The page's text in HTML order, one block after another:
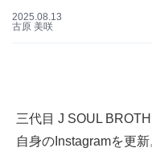
2025.08.13
古原 美咲
三代目 J SOUL
自身のInstagramを更